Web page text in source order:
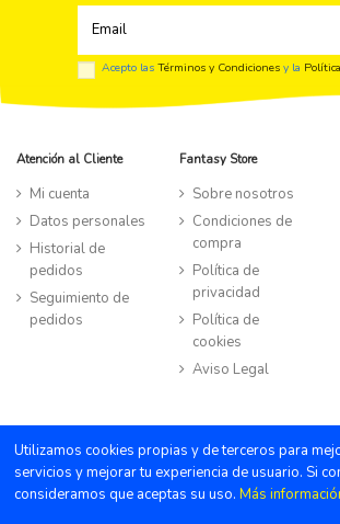
Acepto lasTérminos y Condiciones y la
Atención al Cliente
Mi cuenta
Datos personales
Historial de
pedidos
Seguimiento de
pedidos
Fantasy Store
Sobre nosotros
Condiciones de
compra
Política de
privacidad
Política de
cookies
Aviso Legal
©TIENDA FANTASY STORE all rights reserved |
Factory
Utilizamos cookies propias y de terceros para
servicios y mejorar tu experiencia de usuario. Si
consideramos que aceptas su uso. Más